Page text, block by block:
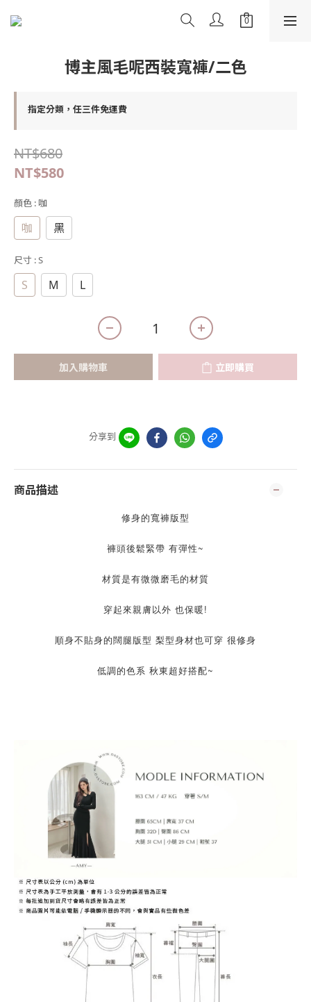
博主風毛呢西裝寬褲/二色
指定分類，任三件免運費
NT$680
NT$580
顏色 : 咖
咖 黑
尺寸 : S
S M L
加入購物車 立即購買
分享到
商品描述
修身的寬褲版型
褲頭後鬆緊帶 有彈性~
材質是有微微磨毛的材質
穿起來親膚以外 也保暖!
順身不貼身的闊腿版型 梨型身材也可穿 很修身
低調的色系 秋東超好搭配~